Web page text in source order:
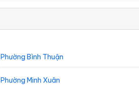
Phường Bình Thuận
Phường Minh Xuân